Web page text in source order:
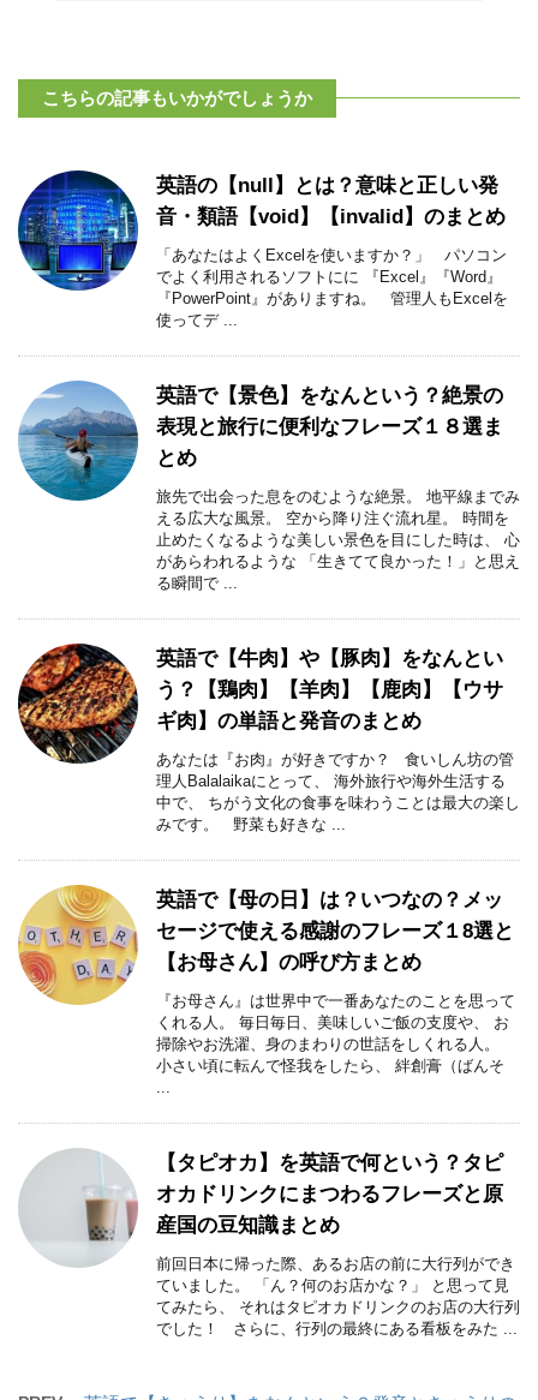
こちらの記事もいかがでしょうか
英語の【null】とは？意味と正しい発
音・類語【void】【invalid】のまとめ
「あなたはよくExcelを使いますか？」 パソコン
でよく利用されるソフトにに 『Excel』『Word』
『PowerPoint』がありますね。 管理人もExcelを
使ってデ ...
英語で【景色】をなんという？絶景の
表現と旅行に便利なフレーズ１８選ま
とめ
旅先で出会った息をのむような絶景。 地平線までみ
える広大な風景。 空から降り注ぐ流れ星。 時間を
止めたくなるような美しい景色を目にした時は、 心
があらわれるような 「生きてて良かった！」と思え
る瞬間で ...
英語で【牛肉】や【豚肉】をなんとい
う？【鶏肉】【羊肉】【鹿肉】【ウサ
ギ肉】の単語と発音のまとめ
あなたは『お肉』が好きですか？ 食いしん坊の管
理人Balalaikaにとって、 海外旅行や海外生活する
中で、 ちがう文化の食事を味わうことは最大の楽し
みです。 野菜も好きな ...
英語で【母の日】は？いつなの？メッ
セージで使える感謝のフレーズ１8選と
【お母さん】の呼び方まとめ
『お母さん』は世界中で一番あなたのことを思って
くれる人。 毎日毎日、美味しいご飯の支度や、 お
掃除やお洗濯、身のまわりの世話をしくれる人。
小さい頃に転んで怪我をしたら、 絆創膏（ばんそ
...
【タピオカ】を英語で何という？タピ
オカドリンクにまつわるフレーズと原
産国の豆知識まとめ
前回日本に帰った際、あるお店の前に大行列ができ
ていました。 「ん？何のお店かな？」 と思って見
てみたら、 それはタピオカドリンクのお店の大行列
でした！ さらに、行列の最終にある看板をみた ...